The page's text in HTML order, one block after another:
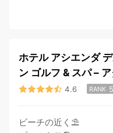
ホテル アシエンダ
ン ゴルフ & スパ –
4.6 RANK 5
ビーチの近く⛱